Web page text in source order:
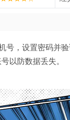
号，设置密码并验
以防数据丢失。